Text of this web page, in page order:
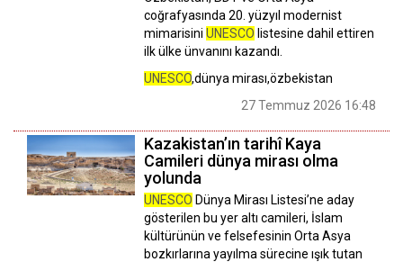
coğrafyasında 20. yüzyıl modernist
mimarisini UNESCO listesine dahil ettiren
ilk ülke ünvanını kazandı.
UNESCO,dünya mirası,özbekistan
27 Temmuz 2026 16:48
Kazakistan’ın tarihî Kaya
Camileri dünya mirası olma
yolunda
UNESCO Dünya Mirası Listesi’ne aday
gösterilen bu yer altı camileri, İslam
kültürünün ve felsefesinin Orta Asya
bozkırlarına yayılma sürecine ışık tutan